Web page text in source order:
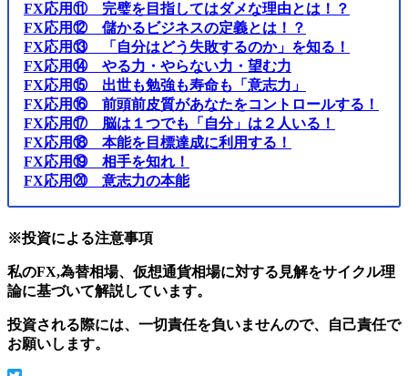
FX応用⑪ 完璧を目指してはダメな理由とは！？
FX応用⑫ 儲かるビジネスの定義とは！？
FX応用⑬ 「自分はどう失敗するのか」を知る！
FX応用⑭ やる力・やらない力・望む力
FX応用⑮ 出世も勉強も寿命も「意志力」
FX応用⑯ 前頭前皮質があなたをコントロールする！
FX応用⑰ 脳は１つでも「自分」は２人いる！
FX応用⑱ 本能を目標達成に利用する！
FX応用⑲ 相手を知れ！
FX応用⑳ 意志力の本能
※投資による注意事項
私のFX,為替相場、仮想通貨相場に対する見解をサイクル理
論に基づいて解説しています。
投資される際には、一切責任を負いませんので、自己責任で
お願いします。